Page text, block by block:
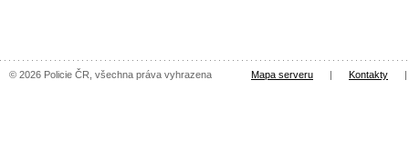
© 2026 Policie ČR, všechna práva vyhrazena Mapa serveru | Kontakty |